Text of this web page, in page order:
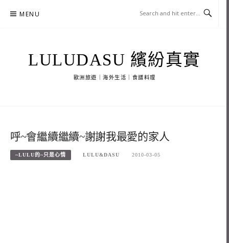
MENU
LULUDASU 繽紛真實
歐洲旅遊｜海外生活｜食譜料理
呼~會繼續繼續~謝謝我最愛的家人
~LULU的~只是心情 LULU&DASU 2010-03-05